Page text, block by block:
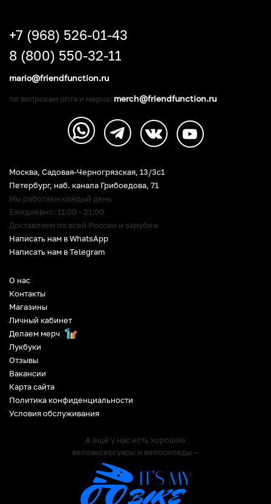
О нас
Контакты
Магазины
Личный кабинет
Делаем мерч
Лукбуки
Отзывы
Вакансии
Карта сайта
Политика конфиденциальности
Условия обслуживания
А ещё у нас есть хорошие
велоаксессуары и велосипеды —
Москва, Садовая-Черногрязская, 13/3c1
Петербург, наб. канала Грибоедова, 71
Мы работаем каждый день
Ежедневно: 11:00 - 21:00
Доставляем по всей России и зарубеж
Написать нам в WhatsApp
Написать нам в Telegram
+7 (968) 526-01-43
8 (800) 550-32-11
mario@friendfunction.ru
по вопросам опта и мерча: merch@friendfunction.ru